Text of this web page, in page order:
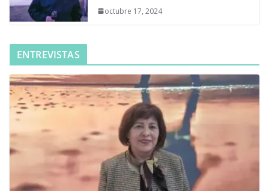
octubre 17, 2024
ENTREVISTAS